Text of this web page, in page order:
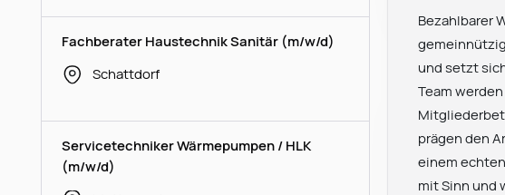
Fachberater Haustechnik Sanitär (m/w/d)
Schattdorf
Servicetechniker Wärmepumpen / HLK
(m/w/d)
Bezahlbarer
und setzt
Team
prägen den
einem
mit Sinn und